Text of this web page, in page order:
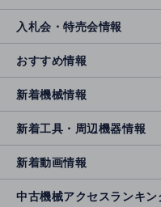
入札会・特売会情報
おすすめ情報
新着機械情報
新着工具・周辺機器情報
新着動画情報
中古機械アクセスランキン